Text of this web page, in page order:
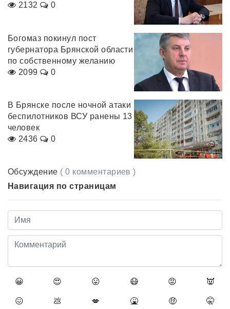
2132
0
Богомаз покинул пост
губернатора Брянской области
по собственному желанию
2099
0
В Брянске после ночной атаки
беспилотников ВСУ ранены 13
человек
2436
0
Обсуждение ( 0 комментариев )
Навигация по страницам
😀 😍 😛 😷 😡 👿
😖 💩 💋 🤮 🤑 🤫